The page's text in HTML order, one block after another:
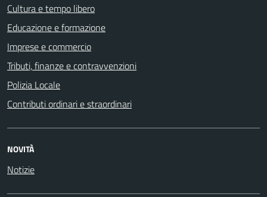
Cultura e tempo libero
Educazione e formazione
Imprese e commercio
Tributi, finanze e contravvenzioni
Polizia Locale
Contributi ordinari e straordinari
NOVITÀ
Notizie